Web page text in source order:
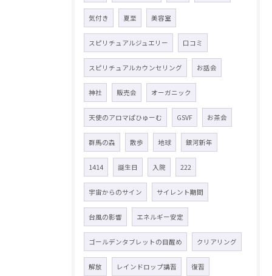
気付き 夏至 美容室
スピリチュアルジュエリー 口コミ
スピリチュアルカウンセリング お話会
神社 販売会 オーガニック
天使のアロマぱひゅーむ GSVF お茶会
群馬の森 散歩 地球 銀河新年
1414 誕生日 入院 222
宇宙からのサイン サイレント期間
台風の影響 エネルギー安定
ゴールデンタブレットの目醒め クリアリング
解放 レインドロップ講習 復習